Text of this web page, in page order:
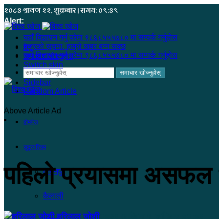
२०८३ श्रावण २२, शुक्रबार | समय: ०९:३९
Alert:
यहाँ बिज्ञापन गर्नु परेमा ९८६८५५५७८० मा सम्पर्क गर्नुहोस
हजुरको सूचना, हाम्रो खबर बन्न सक्छ
यहाँ बिज्ञापन गर्नु परेमा ९८६८५५५७८० मा सम्पर्क गर्नुहोस
समाचार खोज्नुहोस्
Sidebar
Random Article
मेनू
समाचार खोज्नुहोस्
Switch skin
होमपेज
सुदूरपश्चिम
कंचनपुर
कैलाली
Above Article Ad
पहिलो प्रयासमा असफल
हरिलाल जोशी२०७९ आश्विन १, शनिबार ०२:०९